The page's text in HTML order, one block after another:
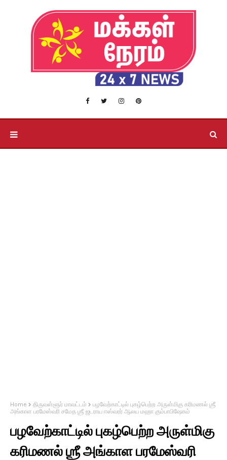
Home திருவள்ளூர் மாவட்டம்
பழவேற்காட்டில் புகழ்பெற்ற அருள்மிகு கரிமணல் ஶ்ரீ
அங்காள பரமேஸ்வரி சமேத ஶ்ரீ ஜடராய ஈஸ்வரர் ஆலய மஹா கும்பாபிஷேகம்
பழவேற்காட்டில் புகழ்பெற்ற அருள்மிகு
கரிமணல் ஶ்ரீ அங்காள பரமேஸ்வரி